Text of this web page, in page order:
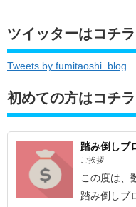
ツイッターはコチラ
Tweets by fumitaoshi_blog
初めての方はコチラ
踏み倒しブ
ご挨拶
この度は、
踏み倒しブ